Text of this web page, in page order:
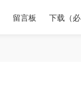
留言板 下载（必